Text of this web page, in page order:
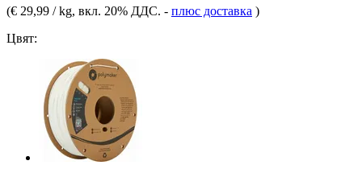
(€ 29,99 / kg, вкл. 20% ДДС. - плюс доставка )
Цвят: